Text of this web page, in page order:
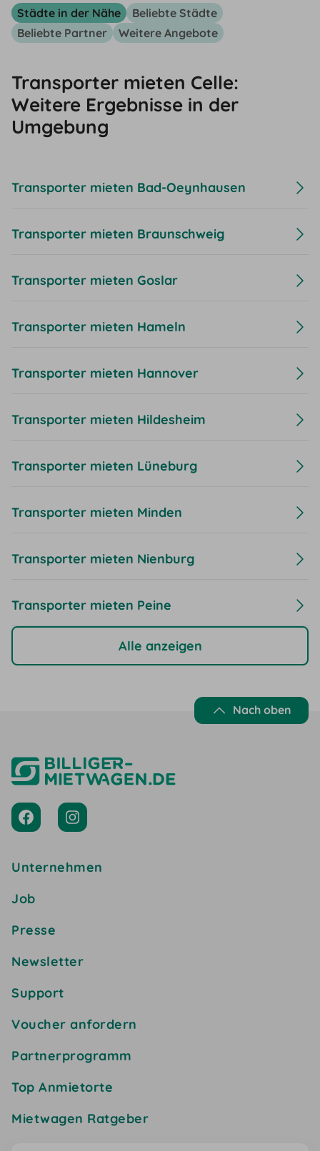
Städte in der Nähe
Beliebte Städte
Beliebte Partner
Weitere Angebote
Transporter mieten Celle:
Weitere Ergebnisse in der
Umgebung
Transporter mieten Bad-Oeynhausen
Transporter mieten Braunschweig
Transporter mieten Goslar
Transporter mieten Hameln
Transporter mieten Hannover
Transporter mieten Hildesheim
Transporter mieten Lüneburg
Transporter mieten Minden
Transporter mieten Nienburg
Transporter mieten Peine
Alle anzeigen
Nach oben
Unternehmen
Job
Presse
Newsletter
Support
Voucher anfordern
Partnerprogramm
Top Anmietorte
Mietwagen Ratgeber